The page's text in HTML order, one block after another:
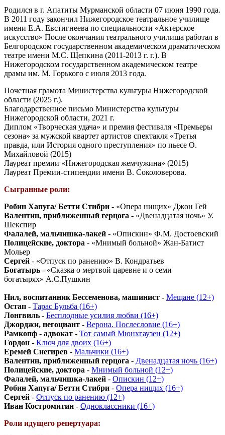
Родился в г. Апатиты Мурманской области 07 июня 1990 года.
В 2011 году закончил Нижегородское театральное училище
имени Е.А. Евстигнеева по специальности «Актерское
искусство» После окончания театрального училища работал в
Белгородском государственном академическом драматическом
театре имени М.С. Щепкина (2011-2013 г. г.). В
Нижегородском государственном академическом театре
драмы им. М. Горького с июля 2013 года.
Почетная грамота Министерства культуры Нижегородской
области (2025 г.).
Благодарственное письмо Министерства культуры
Нижегородской области, 2021 г.
Диплом «Творческая удача» и премия фестиваля «Премьеры
сезона» за мужской квартет артистов спектакля «Третья
правда, или История одного преступления» по пьесе О.
Михайловой (2015)
Лауреат премии «Нижегородская жемчужина» (2015)
Лауреат Премии-стипендии имени В. Соколоверова.
Сыгранные роли:
Робин Хапуга/ Бетти Стибри - «Опера нищих» Джон Гей
Валентин, приближенный герцога - «Двенадцатая ночь» У.
Шекспир
Фалалей, мальчишка-лакей - «Опискин» Ф.М. Достоевский
Полицейские, доктора - «Мнимый больной» Жан-Батист
Мольер
Сергей - «Отпуск по ранению» В. Кондратьев
Богатырь - «Сказка о мертвой царевне и о семи
богатырях» А.С.Пушкин
Нил, воспитанник Бессеменова, машинист - Мещане (12+)
Остап - Тарас Бульба (16+)
Лонгвиль - Бесплодные усилия любви (16+)
Джорджи, негоциант - Верона. Послесловие (16+)
Рамкопф - адвокат - Тот самый Мюнхгаузен (12+)
Гордон - Ключ для двоих (16+)
Еремей Снегирев - Мальчики (16+)
Валентин, приближенный герцога - Двенадцатая ночь (16+)
Полицейские, доктора - Мнимый больной (12+)
Фалалей, мальчишка-лакей - Опискин (12+)
Робин Хапуга/ Бетти Стибри - Опера нищих (16+)
Сергей - Отпуск по ранению (12+)
Иван Костромитин - Одноклассники (16+)
Роли идущего репертуара: